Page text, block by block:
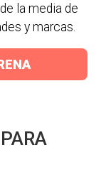
la media de
y marcas.